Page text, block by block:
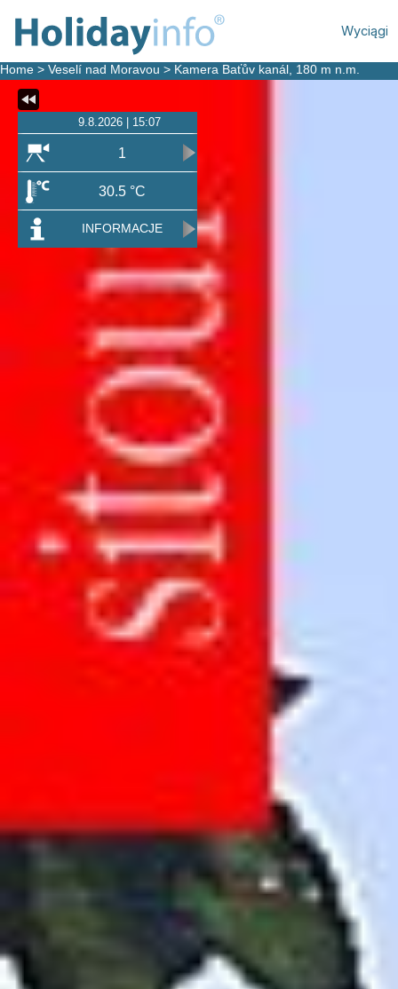
9.8.2026 | 15:07
1
30.5 °C
INFORMACJE
Wyciągi
Home > Veselí nad Moravou > Kamera Baťův kanál , 180 m n.m.